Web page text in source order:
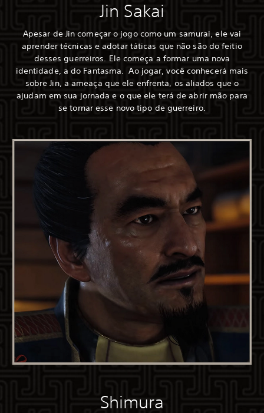
Jin Sakai
Apesar de Jin começar o jogo como um samurai, ele vai
aprender técnicas e adotar táticas que não são do feitio
desses guerreiros. Ele começa a formar uma nova
identidade, a do Fantasma. Ao jogar, você conhecerá mais
sobre Jin, a ameaça que ele enfrenta, os aliados que o
ajudam em sua jornada e o que ele terá de abrir mão para
se tornar esse novo tipo de guerreiro.
Shimura